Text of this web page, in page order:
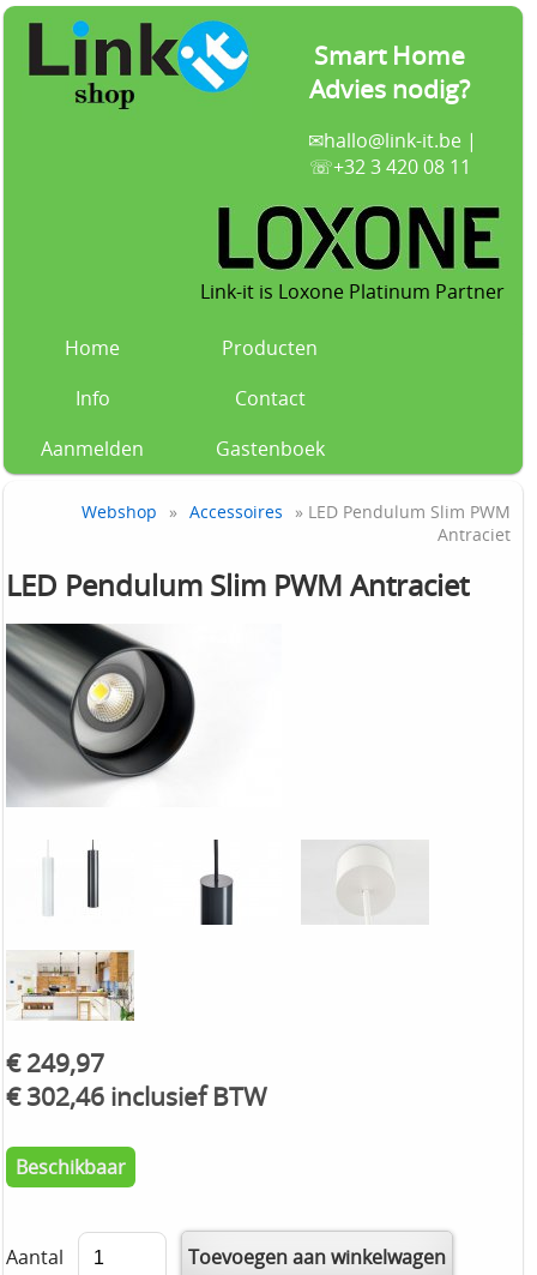
Smart Home
Advies nodig?
✉hallo@link-it.be|
☏+32 3 420 08 11
Link-it is Loxone Platinum Partner
Home
Producten
Info
Contact
Aanmelden
Gastenboek
Webshop » Accessoires
» LED Pendulum Slim PWM
Antraciet
LED Pendulum Slim PWM Antraciet
€ 249,97
€ 302,46 inclusief BTW
Beschikbaar
Aantal